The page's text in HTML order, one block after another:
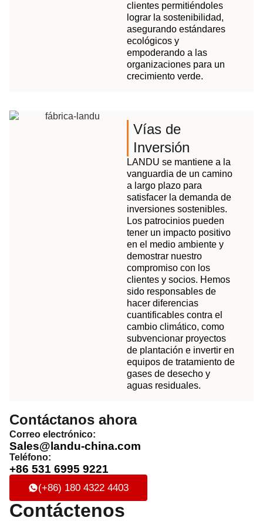
clientes permitiéndoles
lograr la sostenibilidad,
asegurando estándares
ecológicos y
empoderando a las
organizaciones para un
crecimiento verde.
Vías de
Inversión
LANDU se mantiene a la
vanguardia de un camino
a largo plazo para
satisfacer la demanda de
inversiones sostenibles.
Los patrocinios pueden
tener un impacto positivo
en el medio ambiente y
demostrar nuestro
compromiso con los
clientes y socios. Hemos
sido responsables de
hacer diferencias
cuantificables contra el
cambio climático, como
subvencionar proyectos
de plantación e invertir en
equipos de tratamiento de
gases de desecho y
aguas residuales.
Contáctanos ahora
Correo electrónico:
Sales@landu-china.com
Teléfono:
+86 531 6995 9221
(+86) 180 4322 4403
Contáctenos